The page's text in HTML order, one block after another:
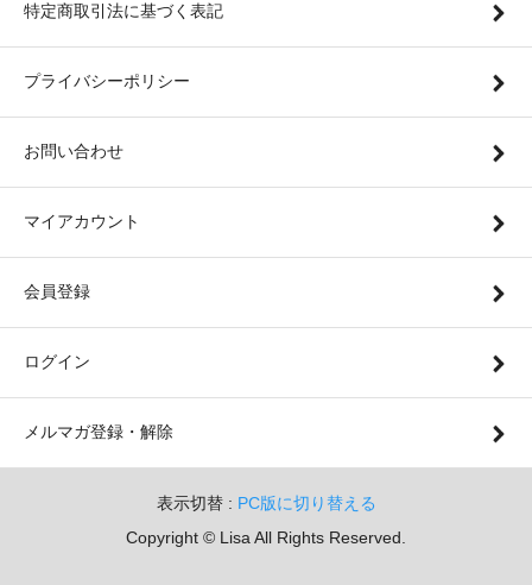
特定商取引法に基づく表記
プライバシーポリシー
お問い合わせ
マイアカウント
会員登録
ログイン
メルマガ登録・解除
表示切替 : PC版に切り替える
Copyright © Lisa All Rights Reserved.